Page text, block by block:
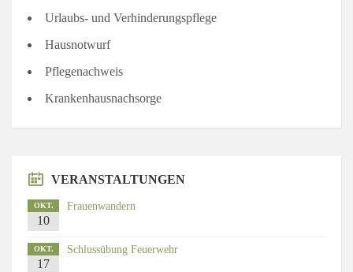
Urlaubs- und Verhinderungspflege
Hausnotwurf
Pflegenachweis
Krankenhausnachsorge
VERANSTALTUNGEN
OKT.
10
Frauenwandern
OKT.
17
Schlussübung Feuerwehr